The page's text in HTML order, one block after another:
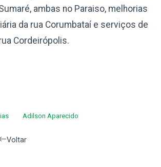
ambas no Paraiso, melhorias
da rua Corumbataí e serviços de
Cordeirópolis.
Adilson Aparecido
Voltar